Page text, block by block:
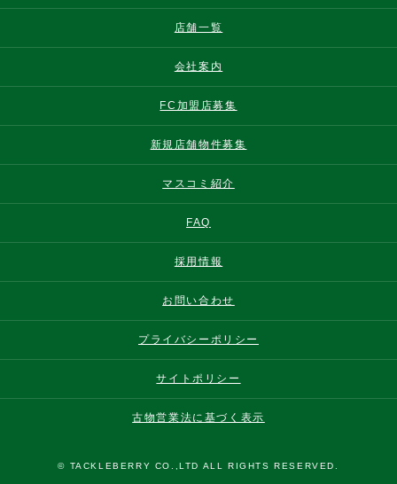
店舗一覧
会社案内
FC加盟店募集
新規店舗物件募集
マスコミ紹介
FAQ
採用情報
お問い合わせ
プライバシーポリシー
サイトポリシー
古物営業法に基づく表示
© TACKLEBERRY CO.,LTD ALL RIGHTS RESERVED.